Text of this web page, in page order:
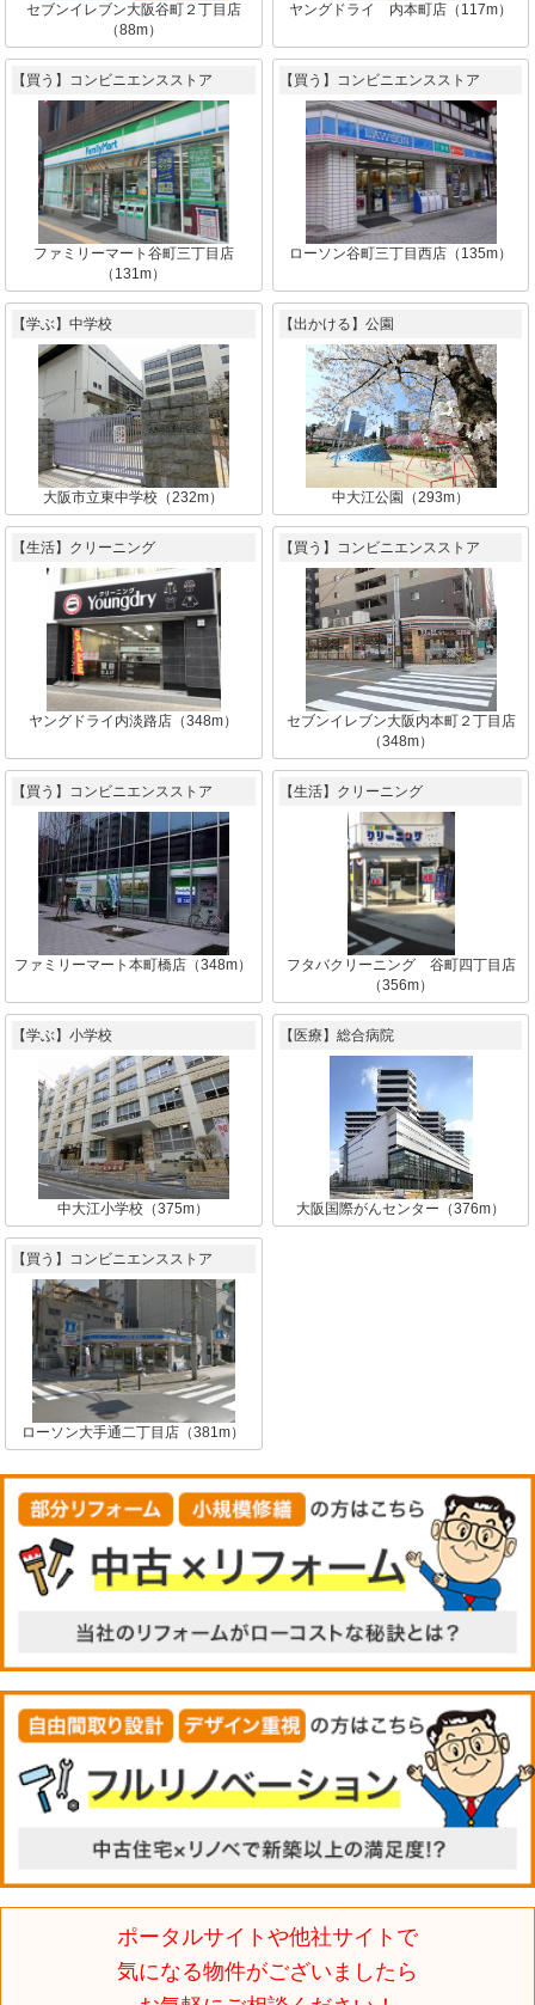
セブンイレブン大阪谷町２丁目店
（88m）
ヤングドライ 内本町店（117m）
【買う】コンビニエンスストア
ファミリーマート谷町三丁目店
（131m）
【買う】コンビニエンスストア
ローソン谷町三丁目西店（135m）
【学ぶ】中学校
大阪市立東中学校（232m）
【出かける】公園
中大江公園（293m）
【生活】クリーニング
ヤングドライ内淡路店（348m）
【買う】コンビニエンスストア
セブンイレブン大阪内本町２丁目店
（348m）
【買う】コンビニエンスストア
ファミリーマート本町橋店（348m）
【生活】クリーニング
フタバクリーニング 谷町四丁目店
（356m）
【学ぶ】小学校
中大江小学校（375m）
【医療】総合病院
大阪国際がんセンター（376m）
【買う】コンビニエンスストア
ローソン大手通二丁目店（381m）
ポータルサイトや他社サイトで
気になる物件がございましたら